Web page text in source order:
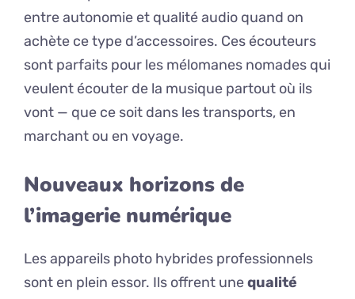
entre autonomie et qualité audio quand on
achète ce type d’accessoires. Ces écouteurs
sont parfaits pour les mélomanes nomades qui
veulent écouter de la musique partout où ils
vont — que ce soit dans les transports, en
marchant ou en voyage.
Nouveaux horizons de
l’imagerie numérique
Les appareils photo hybrides professionnels
sont en plein essor. Ils offrent unequalité